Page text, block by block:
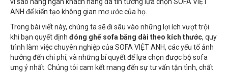
ANH để kiến tạo không gian mơ ước của họ.
Trong bài viết này, chúng ta sẽ đi sâu vào những lợi ích vượt trội
khi bạn quyết định đóng ghế sofa băng dài theo kích thước, quy
trình làm việc chuyên nghiệp của SOFA VIỆT ANH, các yếu tố ảnh
hưởng đến chi phí, và những bí quyết để lựa chọn được bộ sofa
ưng ý nhất. Chúng tôi cam kết mang đến sự tư vấn tận tình, chất